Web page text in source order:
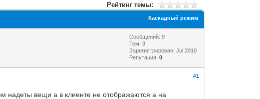
Рейтинг темы:
Каскадный режим
Сообщений: 9
Тем: 3
Зарегистрирован: Jul 2010
Репутация:0
#1
надеты вещи а в клиенте не отображаются а на